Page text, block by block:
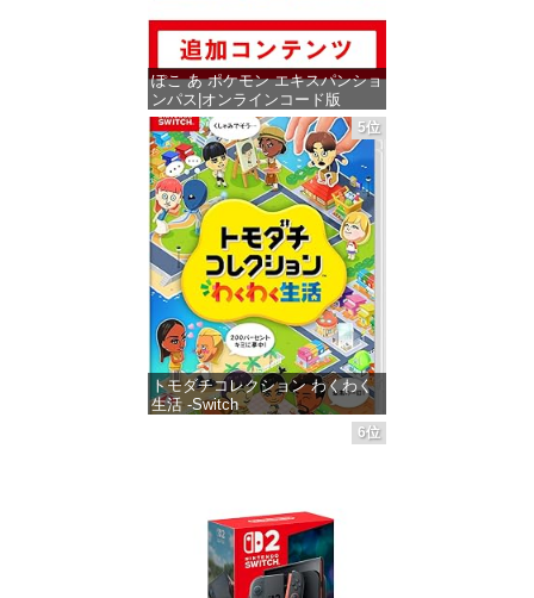
ぽこ あ ポケモン エキスパンショ
ンパス|オンラインコード版
価格：¥4,400
5位
トモダチコレクション わくわく
生活 -Switch
価格：¥6,145
6位